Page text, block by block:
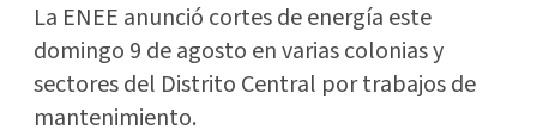
La ENEE anunció cortes de energía este
domingo 9 de agosto en varias colonias y
sectores del Distrito Central por trabajos de
mantenimiento.